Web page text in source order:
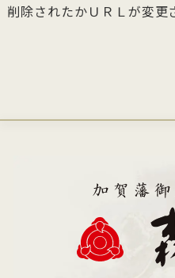
削除されたかＵＲＬが変更